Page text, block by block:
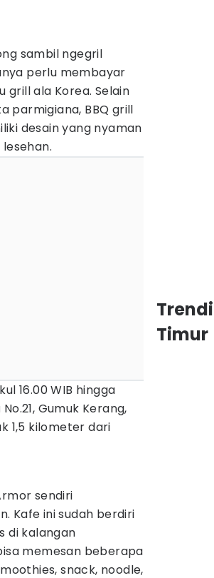
sambil ngegril
perlu membayar
grill ala Korea. Selain
parmigiana, BBQ grill
desain yang nyaman
16.00 WIB hingga
Gumuk Kerang,
1,5 kilometer dari
sendiri
Kafe ini sudah berdiri
di kalangan
memesan beberapa
snack, noodle,
Timur